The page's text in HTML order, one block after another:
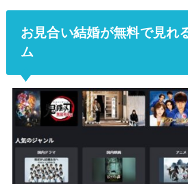
お見合い結婚が無料で見れ
ム